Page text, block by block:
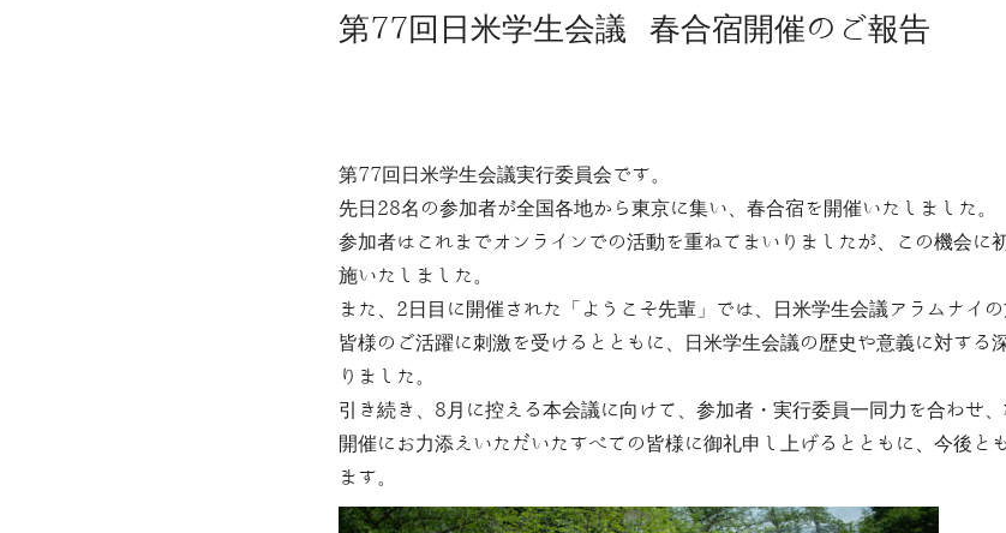
第77回日米学生会議 春合宿開催のご報告
第77回日米学生会議実行委員会です。
先日28名の参加者が全国各地から東京に集い、春合宿を開催いたしました。
参加者はこれまでオンラインでの活動を重ねてまいりましたが、この機会に
施いたしました。
また、2日目に開催された「ようこそ先輩」では、日米学生会議アラムナイ
皆様のご活躍に刺激を受けるとともに、日米学生会議の歴史や意義に対する
りました。
引き続き、8月に控える本会議に向けて、参加者・実行委員一同力を合わせ、
開催にお力添えいただいたすべての皆様に御礼申し上げるとともに、今後と
ます。